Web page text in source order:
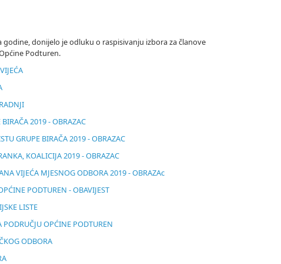
donijelo je odluku o raspisivanju izbora za članove
Podturen.
2019 - OBRAZAC
GRUPE BIRAČA 2019 - OBRAZAC
KOALICIJA 2019 - OBRAZAC
VIJEĆA MJESNOG ODBORA 2019 - OBRAZAc
PODTUREN - OBAVIJEST
LISTE
PODRUČJU OPĆINE PODTUREN
ODBORA